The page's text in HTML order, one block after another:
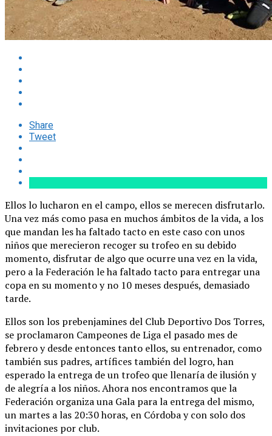
Share
Tweet
Ellos lo lucharon en el campo, ellos se merecen disfrutarlo.
Una vez más como pasa en muchos ámbitos de la vida, a los
que mandan les ha faltado tacto en este caso con unos
niños que merecieron recoger su trofeo en su debido
momento, disfrutar de algo que ocurre una vez en la vida,
pero a la Federación le ha faltado tacto para entregar una
copa en su momento y no 10 meses después, demasiado
tarde.
Ellos son los prebenjamines del Club Deportivo Dos Torres,
se proclamaron Campeones de Liga el pasado mes de
febrero y desde entonces tanto ellos, su entrenador, como
también sus padres, artífices también del logro, han
esperado la entrega de un trofeo que llenaría de ilusión y
de alegría a los niños. Ahora nos encontramos que la
Federación organiza una Gala para la entrega del mismo,
un martes a las 20:30 horas, en Córdoba y con solo dos
invitaciones por club.